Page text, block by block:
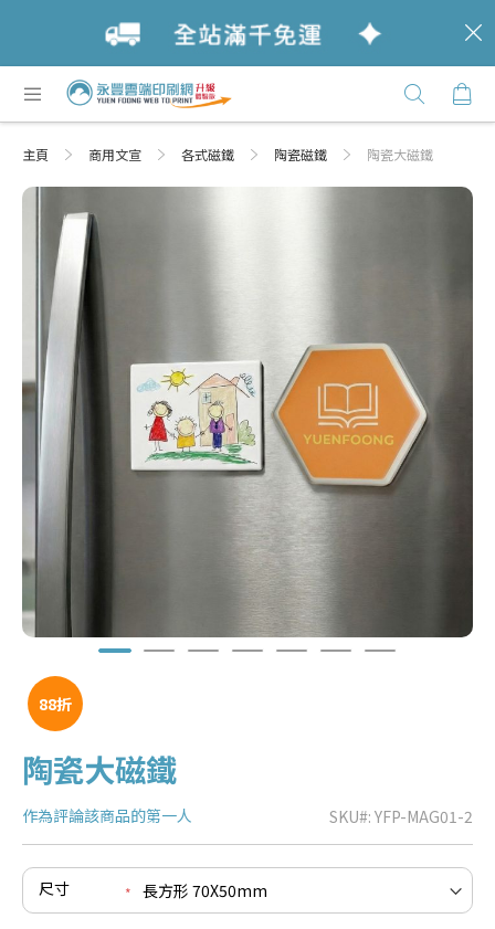
過
到
容
主頁 商用文宣 各式磁鐵 陶瓷磁鐵 陶瓷大磁鐵
陶瓷大磁鐵
作為評論該商品的第一人 SKU YFP-MAG01-2
尺寸
Skip
images
gallery
Skip
beginning
images
gallery
88折